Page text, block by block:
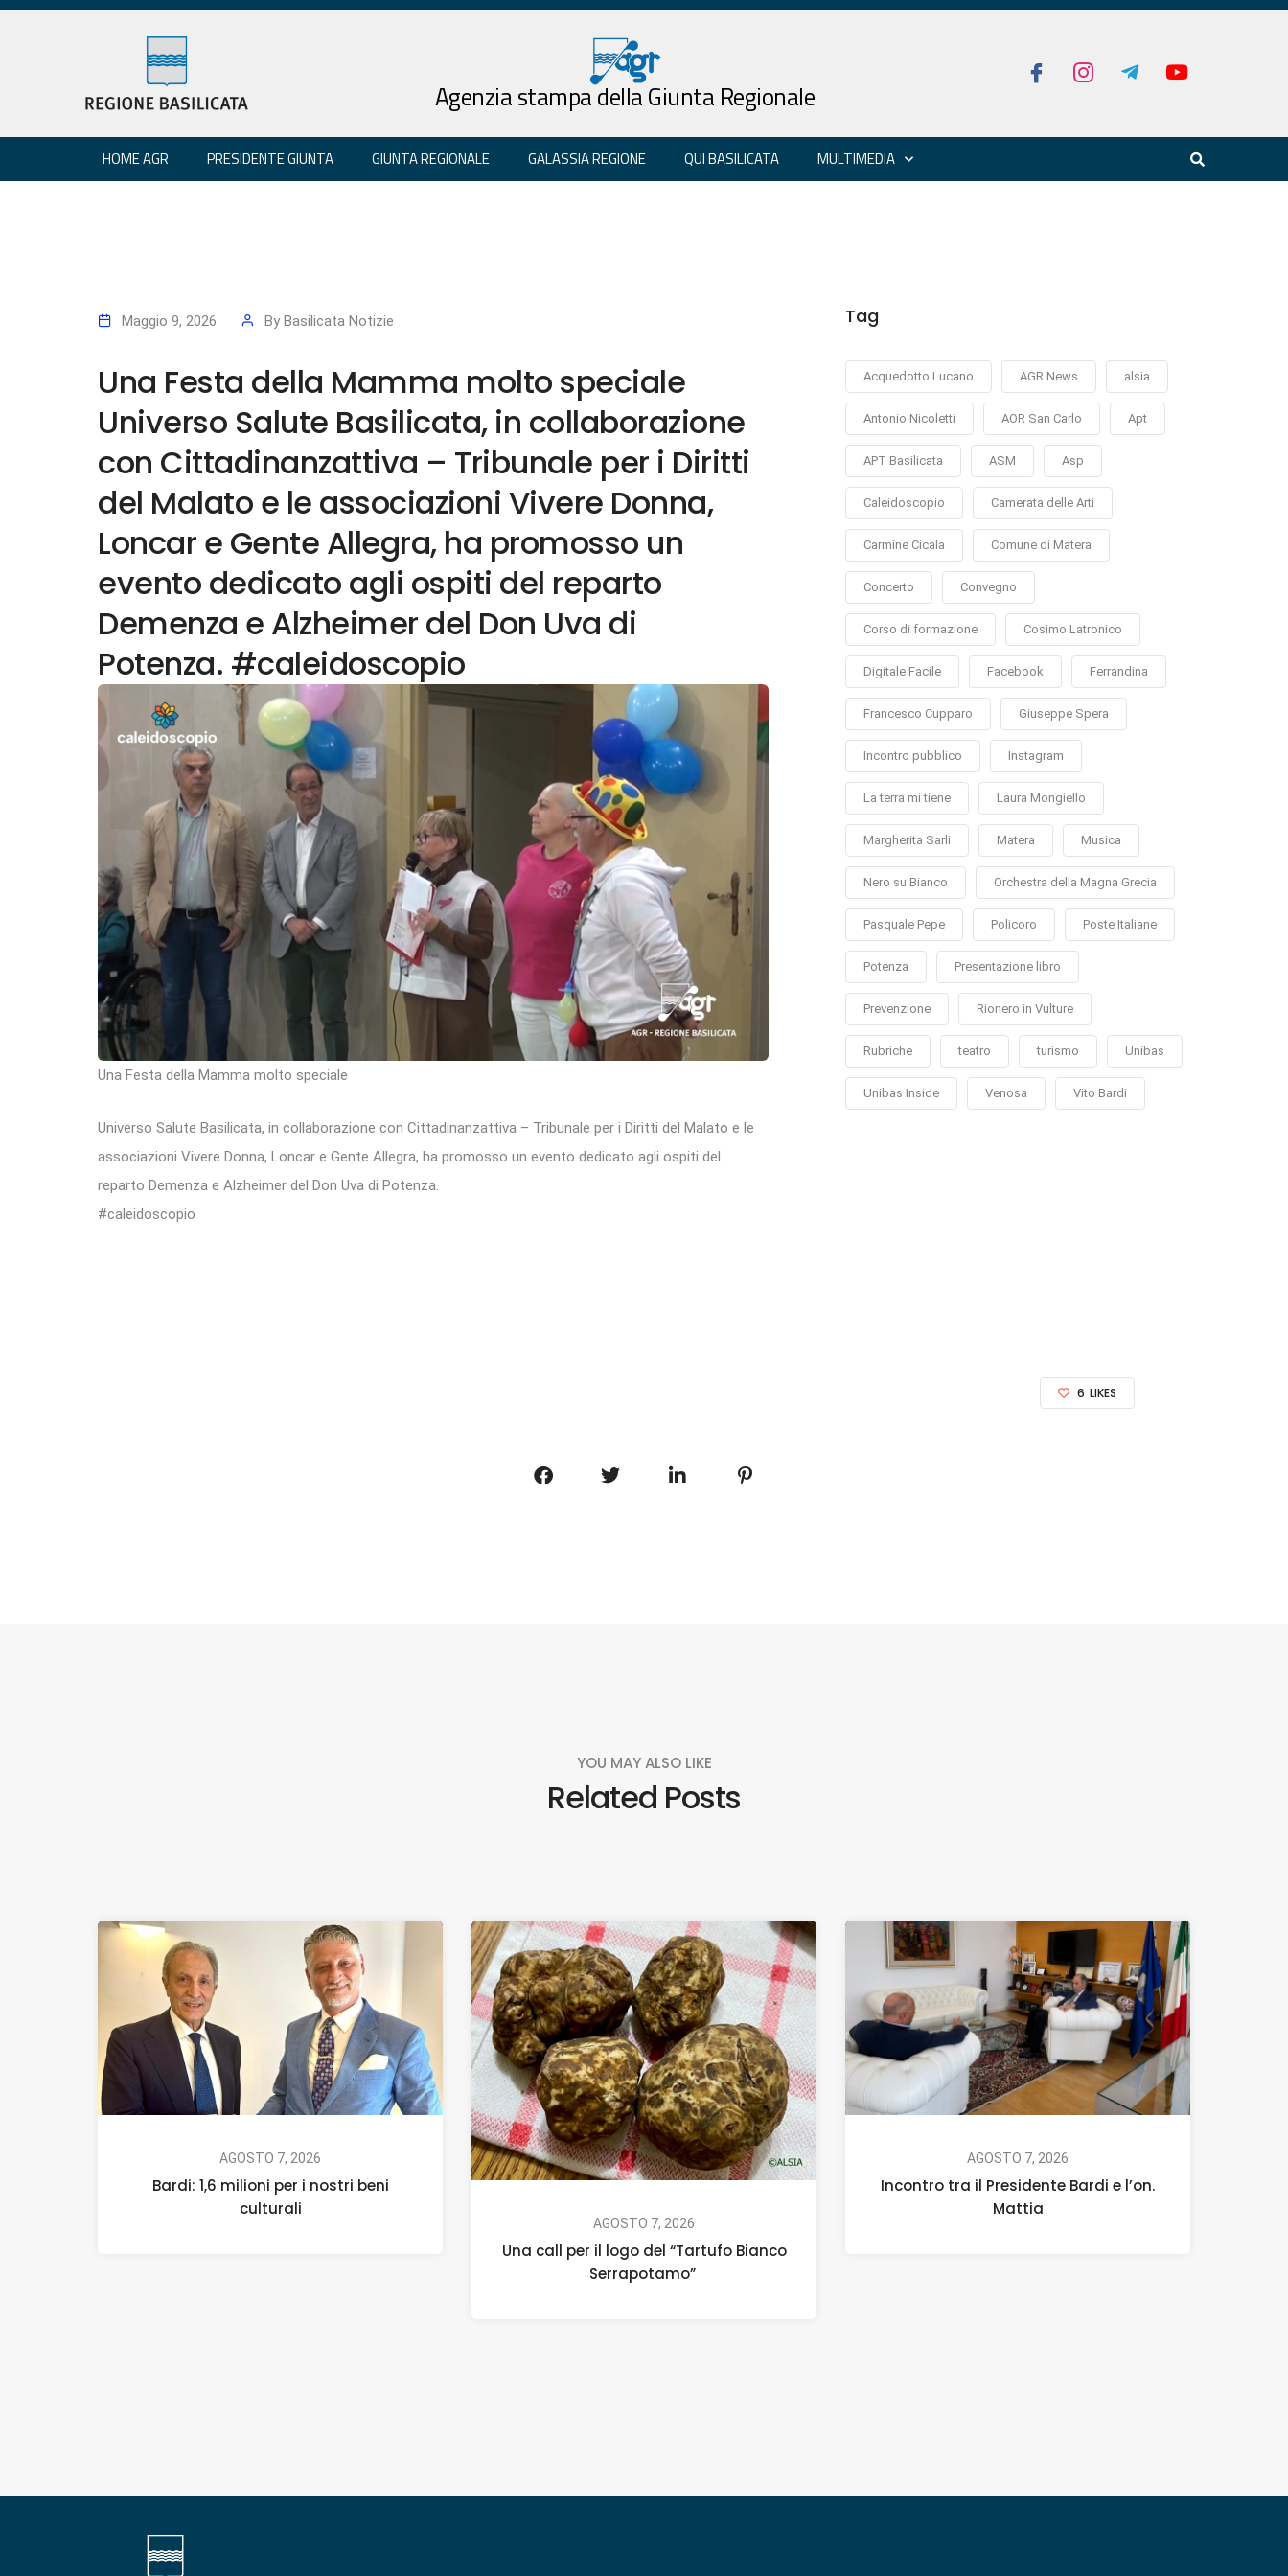
Agenzia stampa della Giunta Regionale
HOME AGR PRESIDENTE GIUNTA GIUNTA REGIONALE GALASSIA REGIONE QUI BASILICATA MULTIMEDIA
Maggio 9, 2026 By Basilicata Notizie
Una Festa della Mamma molto speciale
Universo Salute Basilicata, in collaborazione
con Cittadinanzattiva – Tribunale per i Diritti
del Malato e le associazioni Vivere Donna,
Loncar e Gente Allegra, ha promosso un
evento dedicato agli ospiti del reparto
Demenza e Alzheimer del Don Uva di
Potenza. #caleidoscopio
Una Festa della Mamma molto speciale
Universo Salute Basilicata, in collaborazione con Cittadinanzattiva – Tribunale per i Diritti del Malato e le
associazioni Vivere Donna, Loncar e Gente Allegra, ha promosso un evento dedicato agli ospiti del
reparto Demenza e Alzheimer del Don Uva di Potenza.
#caleidoscopio
Tag
Acquedotto Lucano AGR News alsia
Antonio Nicoletti AOR San Carlo Apt
APT Basilicata ASM Asp
Caleidoscopio Camerata delle Arti
Carmine Cicala Comune di Matera
Concerto Convegno
Corso di formazione Cosimo Latronico
Digitale Facile Facebook Ferrandina
Francesco Cupparo Giuseppe Spera
Incontro pubblico Instagram
La terra mi tiene Laura Mongiello
Margherita Sarli Matera Musica
Nero su Bianco Orchestra della Magna Grecia
Pasquale Pepe Policoro Poste Italiane
Potenza Presentazione libro
Prevenzione Rionero in Vulture
Rubriche teatro turismo Unibas
Unibas Inside Venosa Vito Bardi
6 LIKES
YOU MAY ALSO LIKE
Related Posts
AGOSTO 7, 2026
Bardi: 1,6 milioni per i nostri beni
culturali
AGOSTO 7, 2026
Una call per il logo del “Tartufo Bianco
Serrapotamo”
AGOSTO 7, 2026
Incontro tra il Presidente Bardi e l’on.
Mattia